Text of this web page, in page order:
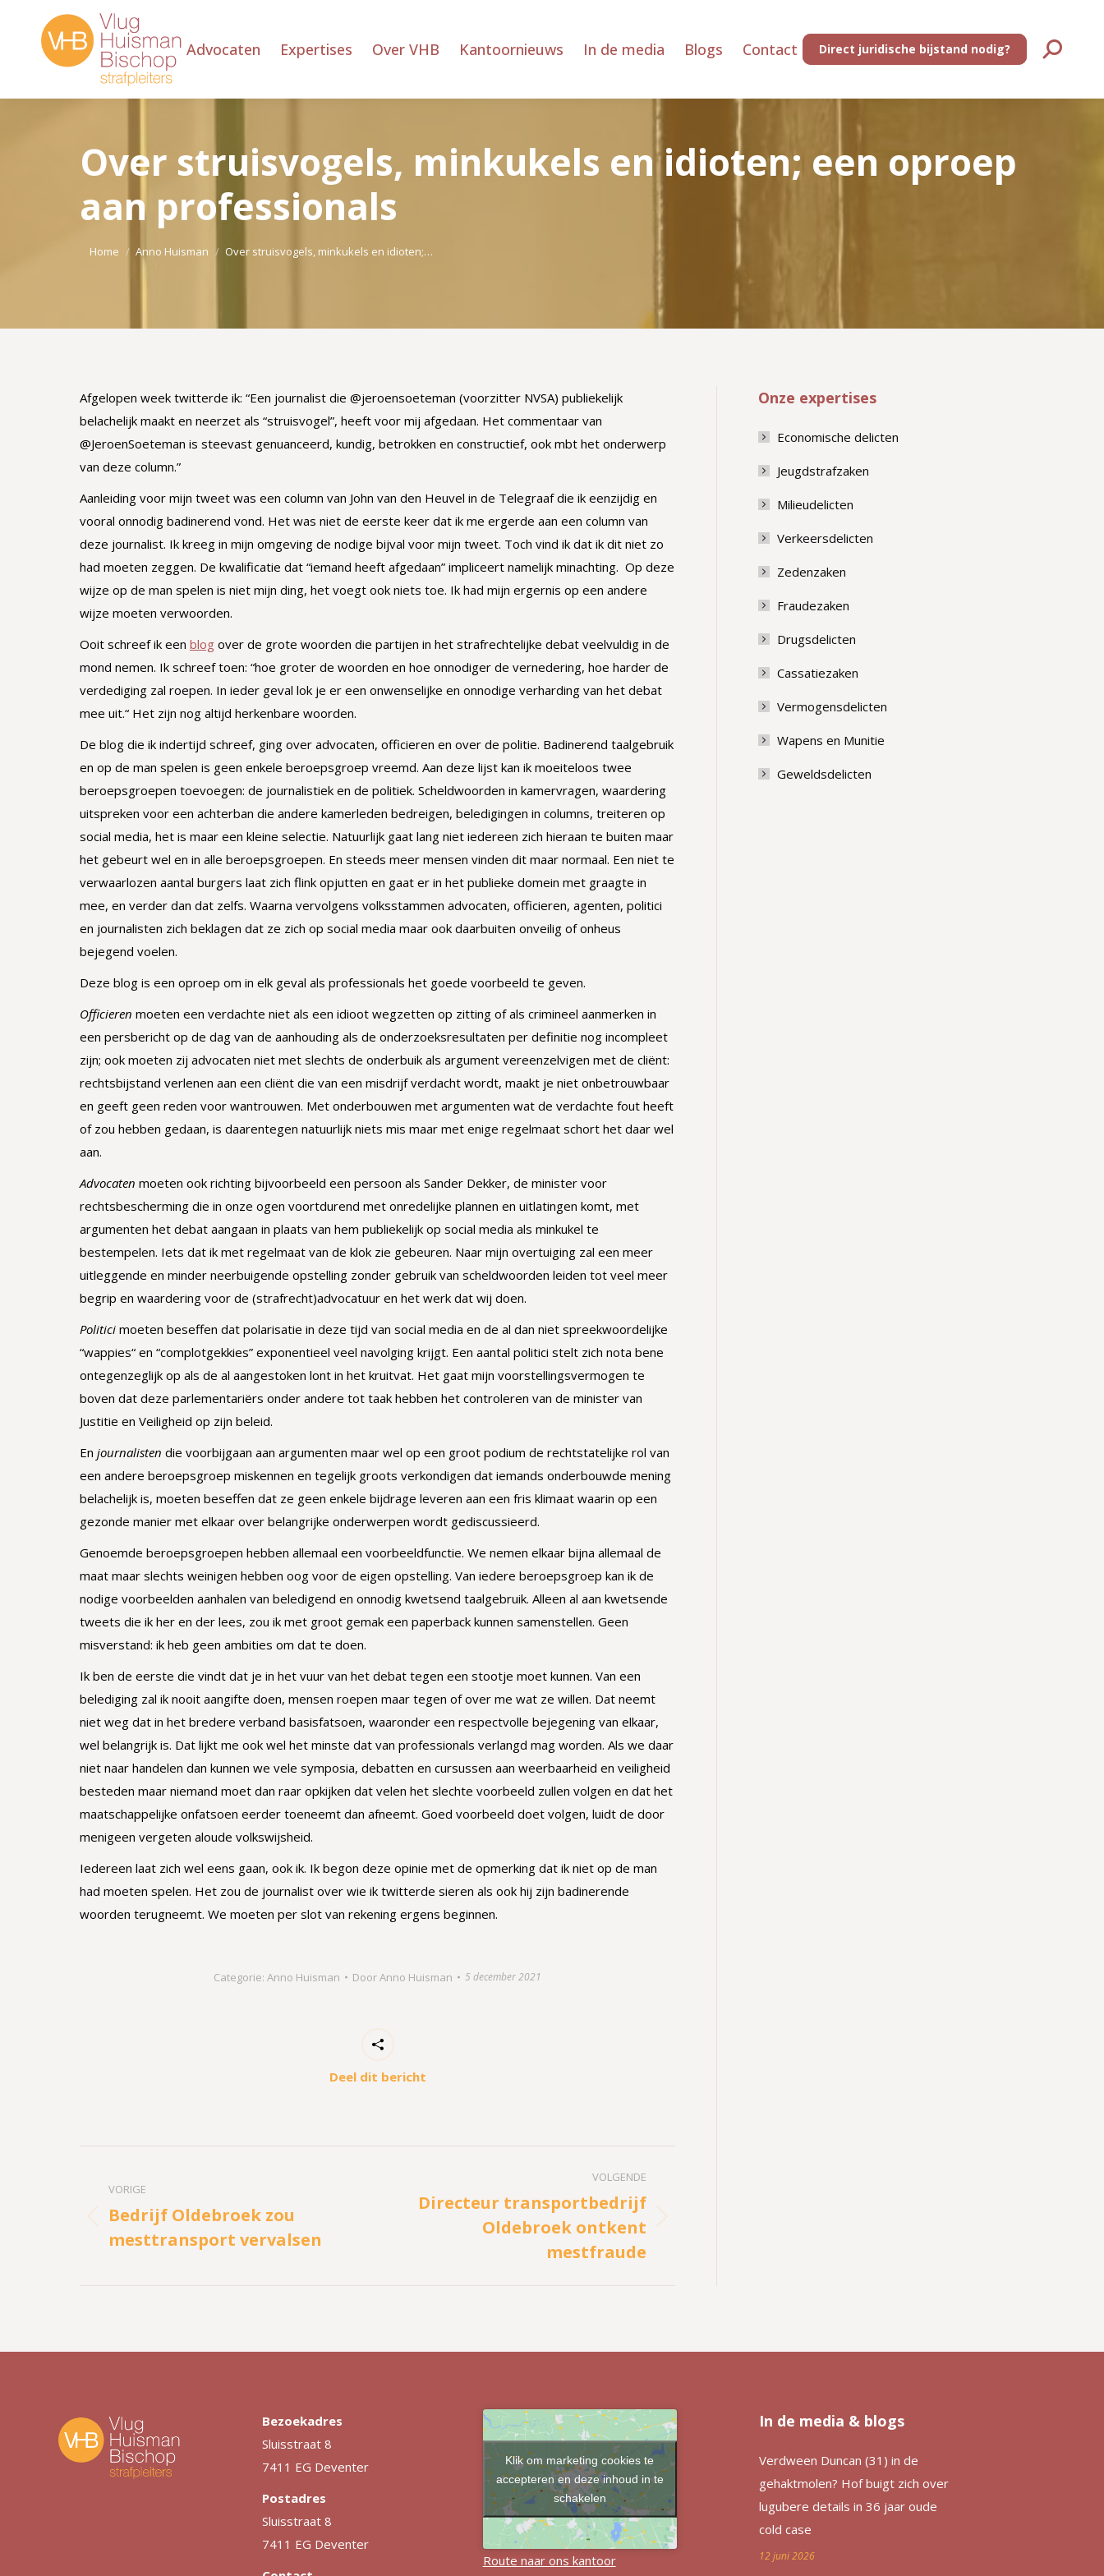
Advocaten Expertises Over VHB Kantoornieuws In de media Blogs Contact Direct juridische bijstand nodig? Zoeken:
Over struisvogels, minkukels en idioten; een oproep
aan professionals
Home Anno Huisman Over struisvogels, minkukels en idioten;…
Afgelopen week twitterde ik: “Een journalist die @jeroensoeteman (voorzitter NVSA) publiekelijk
belachelijk maakt en neerzet als “struisvogel”, heeft voor mij afgedaan. Het commentaar van
@JeroenSoeteman is steevast genuanceerd, kundig, betrokken en constructief, ook mbt het onderwerp
van deze column.”
Aanleiding voor mijn tweet was een column van John van den Heuvel in de Telegraaf die ik eenzijdig en
vooral onnodig badinerend vond. Het was niet de eerste keer dat ik me ergerde aan een column van
deze journalist. Ik kreeg in mijn omgeving de nodige bijval voor mijn tweet. Toch vind ik dat ik dit niet zo
had moeten zeggen. De kwalificatie dat “iemand heeft afgedaan” impliceert namelijk minachting. Op deze
wijze op de man spelen is niet mijn ding, het voegt ook niets toe. Ik had mijn ergernis op een andere
wijze moeten verwoorden.
Ooit schreef ik een blog over de grote woorden die partijen in het strafrechtelijke debat veelvuldig in de
mond nemen. Ik schreef toen: “hoe groter de woorden en hoe onnodiger de vernedering, hoe harder de
verdediging zal roepen. In ieder geval lok je er een onwenselijke en onnodige verharding van het debat
mee uit.“ Het zijn nog altijd herkenbare woorden.
De blog die ik indertijd schreef, ging over advocaten, officieren en over de politie. Badinerend taalgebruik
en op de man spelen is geen enkele beroepsgroep vreemd. Aan deze lijst kan ik moeiteloos twee
beroepsgroepen toevoegen: de journalistiek en de politiek. Scheldwoorden in kamervragen, waardering
uitspreken voor een achterban die andere kamerleden bedreigen, beledigingen in columns, treiteren op
social media, het is maar een kleine selectie. Natuurlijk gaat lang niet iedereen zich hieraan te buiten maar
het gebeurt wel en in alle beroepsgroepen. En steeds meer mensen vinden dit maar normaal. Een niet te
verwaarlozen aantal burgers laat zich flink opjutten en gaat er in het publieke domein met graagte in
mee, en verder dan dat zelfs. Waarna vervolgens volksstammen advocaten, officieren, agenten, politici
en journalisten zich beklagen dat ze zich op social media maar ook daarbuiten onveilig of onheus
bejegend voelen.
Deze blog is een oproep om in elk geval als professionals het goede voorbeeld te geven.
Officieren moeten een verdachte niet als een idioot wegzetten op zitting of als crimineel aanmerken in
een persbericht op de dag van de aanhouding als de onderzoeksresultaten per definitie nog incompleet
zijn; ook moeten zij advocaten niet met slechts de onderbuik als argument vereenzelvigen met de cliënt:
rechtsbijstand verlenen aan een cliënt die van een misdrijf verdacht wordt, maakt je niet onbetrouwbaar
en geeft geen reden voor wantrouwen. Met onderbouwen met argumenten wat de verdachte fout heeft
of zou hebben gedaan, is daarentegen natuurlijk niets mis maar met enige regelmaat schort het daar wel
aan.
Advocaten moeten ook richting bijvoorbeeld een persoon als Sander Dekker, de minister voor
rechtsbescherming die in onze ogen voortdurend met onredelijke plannen en uitlatingen komt, met
argumenten het debat aangaan in plaats van hem publiekelijk op social media als minkukel te
bestempelen. Iets dat ik met regelmaat van de klok zie gebeuren. Naar mijn overtuiging zal een meer
uitleggende en minder neerbuigende opstelling zonder gebruik van scheldwoorden leiden tot veel meer
begrip en waardering voor de (strafrecht)advocatuur en het werk dat wij doen.
Politici moeten beseffen dat polarisatie in deze tijd van social media en de al dan niet spreekwoordelijke
“wappies“ en “complotgekkies” exponentieel veel navolging krijgt. Een aantal politici stelt zich nota bene
ontegenzeglijk op als de al aangestoken lont in het kruitvat. Het gaat mijn voorstellingsvermogen te
boven dat deze parlementariërs onder andere tot taak hebben het controleren van de minister van
Justitie en Veiligheid op zijn beleid.
En journalisten die voorbijgaan aan argumenten maar wel op een groot podium de rechtstatelijke rol van
een andere beroepsgroep miskennen en tegelijk groots verkondigen dat iemands onderbouwde mening
belachelijk is, moeten beseffen dat ze geen enkele bijdrage leveren aan een fris klimaat waarin op een
gezonde manier met elkaar over belangrijke onderwerpen wordt gediscussieerd.
Genoemde beroepsgroepen hebben allemaal een voorbeeldfunctie. We nemen elkaar bijna allemaal de
maat maar slechts weinigen hebben oog voor de eigen opstelling. Van iedere beroepsgroep kan ik de
nodige voorbeelden aanhalen van beledigend en onnodig kwetsend taalgebruik. Alleen al aan kwetsende
tweets die ik her en der lees, zou ik met groot gemak een paperback kunnen samenstellen. Geen
misverstand: ik heb geen ambities om dat te doen.
Ik ben de eerste die vindt dat je in het vuur van het debat tegen een stootje moet kunnen. Van een
belediging zal ik nooit aangifte doen, mensen roepen maar tegen of over me wat ze willen. Dat neemt
niet weg dat in het bredere verband basisfatsoen, waaronder een respectvolle bejegening van elkaar,
wel belangrijk is. Dat lijkt me ook wel het minste dat van professionals verlangd mag worden. Als we daar
niet naar handelen dan kunnen we vele symposia, debatten en cursussen aan weerbaarheid en veiligheid
besteden maar niemand moet dan raar opkijken dat velen het slechte voorbeeld zullen volgen en dat het
maatschappelijke onfatsoen eerder toeneemt dan afneemt. Goed voorbeeld doet volgen, luidt de door
menigeen vergeten aloude volkswijsheid.
Iedereen laat zich wel eens gaan, ook ik. Ik begon deze opinie met de opmerking dat ik niet op de man
had moeten spelen. Het zou de journalist over wie ik twitterde sieren als ook hij zijn badinerende
woorden terugneemt. We moeten per slot van rekening ergens beginnen.
Categorie: Anno Huisman DoorAnno Huisman 5 december 2021
Deel dit bericht
navigatie
VORIGE
Vorig
bericht
Bedrijf Oldebroek zou
mesttransport vervalsen
VOLGENDE
Directeur transportbedrijf
Oldebroek ontkent
mestfraude
Onze expertises
Economische delicten
Jeugdstrafzaken
Milieudelicten
Verkeersdelicten
Zedenzaken
Fraudezaken
Drugsdelicten
Cassatiezaken
Vermogensdelicten
Wapens en Munitie
Geweldsdelicten
Bezoekadres
Sluisstraat 8
7411 EG Deventer
Postadres
Sluisstraat 8
7411 EG Deventer
Klik om marketing cookies te
accepteren en deze inhoud in te
schakelen
Route naar ons kantoor
In de media & blogs
Verdween Duncan (31) in de
gehaktmolen? Hof buigt zich over
lugubere details in 36 jaar oude
cold case
12 juni 2026